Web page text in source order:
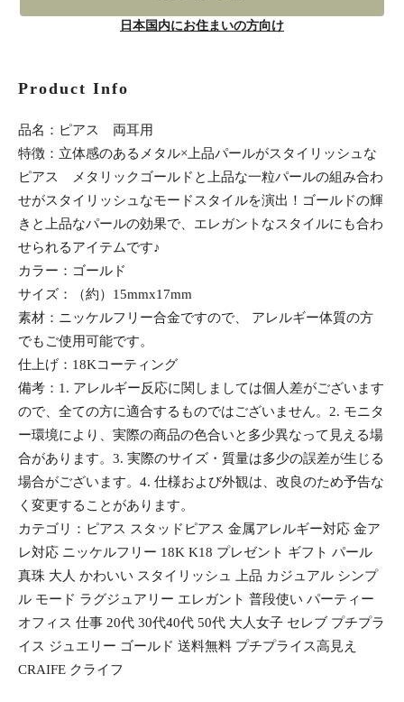
日本国内にお住まいの方向け
Product Info
品名：ピアス 両耳用
特徴：立体感のあるメタル×上品パールがスタイリッシュな
ピアス メタリックゴールドと上品な一粒パールの組み合わ
せがスタイリッシュなモードスタイルを演出！ゴールドの輝
きと上品なパールの効果で、エレガントなスタイルにも合わ
せられるアイテムです♪
カラー：ゴールド
サイズ：（約）15mmx17mm
素材：ニッケルフリー合金ですので、 アレルギー体質の方
でもご使用可能です。
仕上げ：18Kコーティング
備考：1. アレルギー反応に関しましては個人差がございます
ので、全ての方に適合するものではございません。2. モニタ
ー環境により、実際の商品の色合いと多少異なって見える場
合があります。3. 実際のサイズ・質量は多少の誤差が生じる
場合がございます。4. 仕様および外観は、改良のため予告な
く変更することがあります。
カテゴリ：ピアス スタッドピアス 金属アレルギー対応 金ア
レ対応 ニッケルフリー 18K K18 プレゼント ギフト パール
真珠 大人 かわいい スタイリッシュ 上品 カジュアル シンプ
ル モード ラグジュアリー エレガント 普段使い パーティー
オフィス 仕事 20代 30代40代 50代 大人女子 セレブ プチプラ
イス ジュエリー ゴールド 送料無料 プチプライス高見え
CRAIFE クライフ